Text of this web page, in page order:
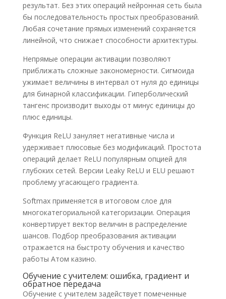
результат. Без этих операций нейронная сеть была
бы последовательность простых преобразований.
Любая сочетание прямых изменений сохраняется
линейной, что снижает способности архитектуры.
Непрямые операции активации позволяют
приближать сложные закономерности. Сигмоида
ужимает величины в интервал от нуля до единицы
для бинарной классификации. Гиперболический
тангенс производит выходы от минус единицы до
плюс единицы.
Функция ReLU зануляет негативные числа и
удерживает плюсовые без модификаций. Простота
операций делает ReLU популярным опцией для
глубоких сетей. Версии Leaky ReLU и ELU решают
проблему угасающего градиента.
Softmax применяется в итоговом слое для
многокатегориальной категоризации. Операция
конвертирует вектор величин в распределение
шансов. Подбор преобразования активации
отражается на быстроту обучения и качество
работы Aтом казино.
Обучение с учителем: ошибка, градиент и
обратное передача
Обучение с учителем задействует помеченные